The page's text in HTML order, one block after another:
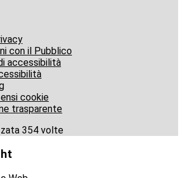
con il Pubblico
accessibilità
cookie
trasparente
354 volte